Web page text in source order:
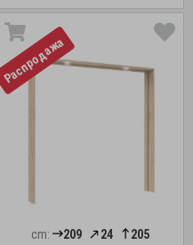
Распродажа
cm: 209 24
205